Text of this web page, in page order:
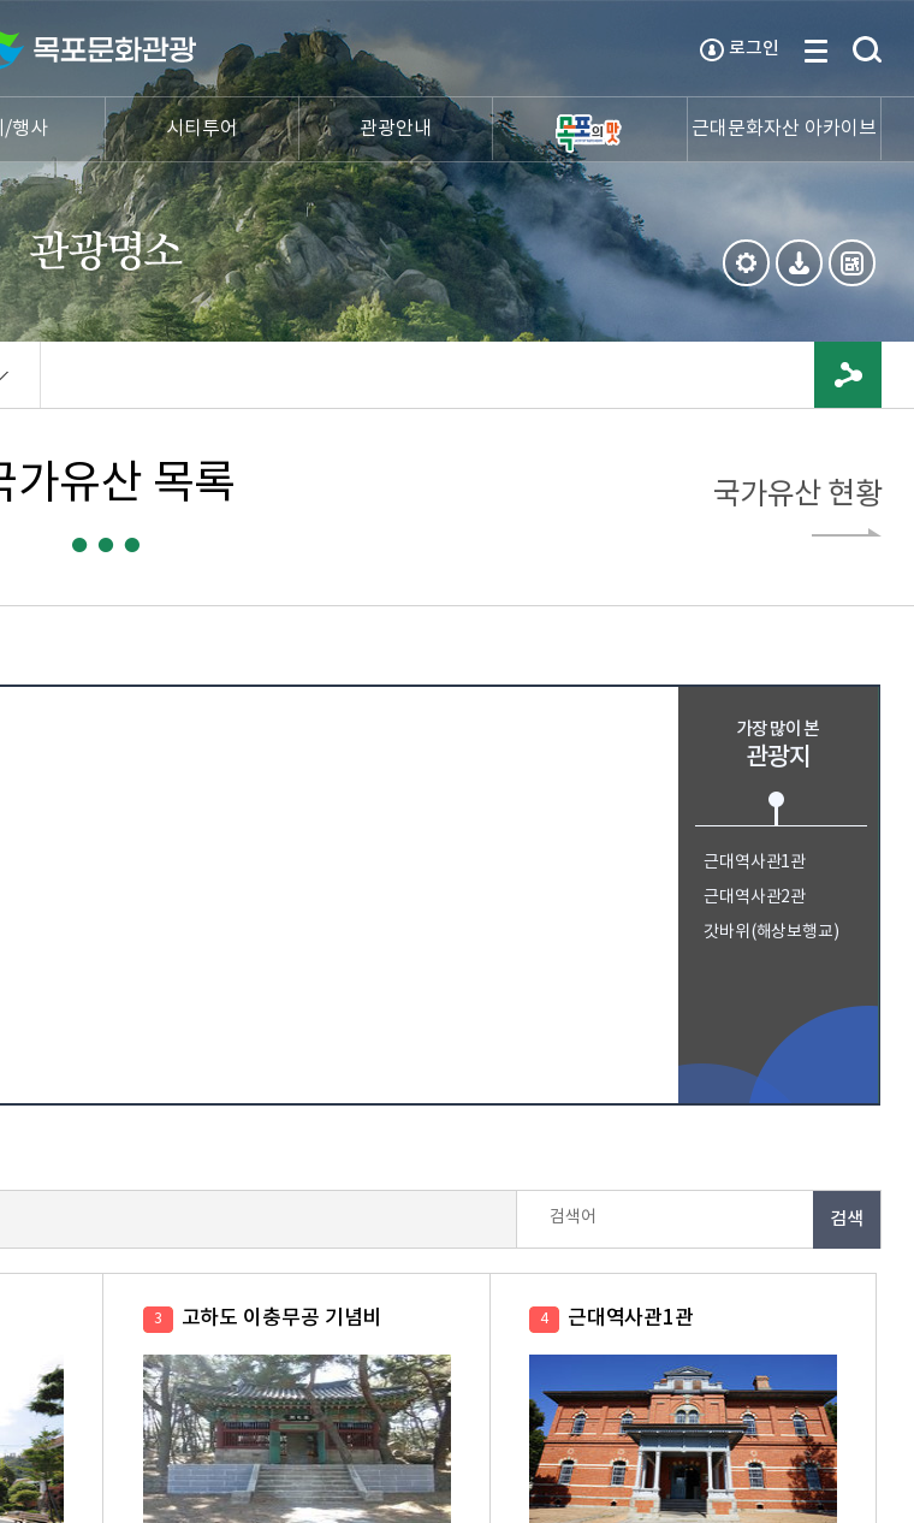
로그인
/행사 시티투어 관광안내 근대문화자산 아카이브
가유산 목록 국가유산 현황
가장 많이 본
관광지
근대역사관1관
근대역사관2관
갓바위(해상보행교)
검색어
3 고하도 이충무공 기념비 4 근대역사관1관